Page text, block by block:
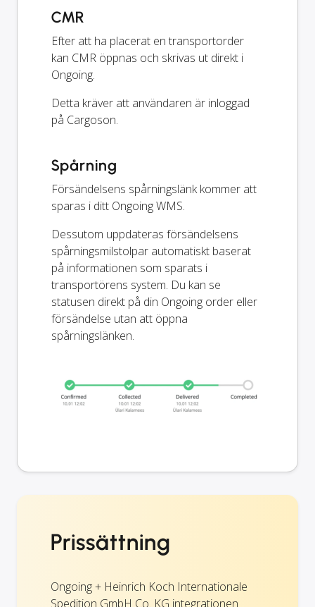
CMR
Efter att ha placerat en transportorder
kan CMR öppnas och skrivas ut direkt i
Ongoing.
Detta kräver att användaren är inloggad
på Cargoson.
Spårning
Försändelsens spårningslänk kommer att
sparas i ditt Ongoing WMS.
Dessutom uppdateras försändelsens
spårningsmilstolpar automatiskt baserat
på informationen som sparats i
transportörens system. Du kan se
statusen direkt på din Ongoing order eller
försändelse utan att öppna
spårningslänken.
Prissättning
Ongoing + Heinrich Koch Internationale
Spedition GmbH Co. KG integrationen